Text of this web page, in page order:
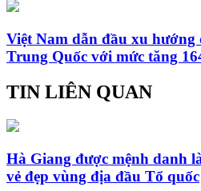
Việt Nam dẫn đầu xu hướng
Trung Quốc với mức tăng
TIN LIÊN QUAN
Hà Giang được mệnh danh
vẻ đẹp vùng địa đầu Tổ quốc